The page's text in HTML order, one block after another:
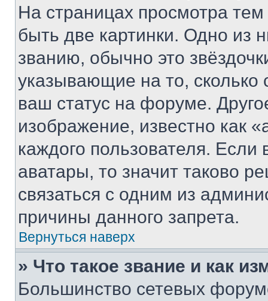
На страницах просмотра
быть две картинки. Одно из
званию, обычно это
указывающие на то,
ваш статус на форуме.
изображение, известно как
каждого пользователя.
аватары, то значит таково
связаться с одним из
причины данного запрета.
Вернуться наверх
» Что такое звание и как
Большинство сетевых